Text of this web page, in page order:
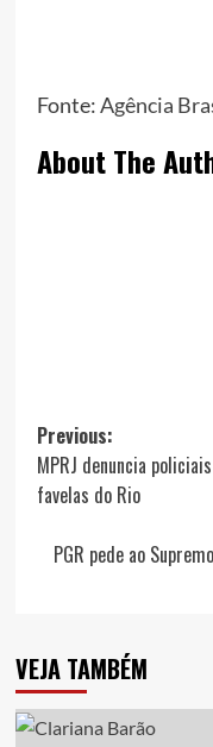
Fonte:Agência
About The
Post
navigation
Previous:
MPRJ denuncia
favelas do Rio
PGR pede ao
VEJA TAMBÉM